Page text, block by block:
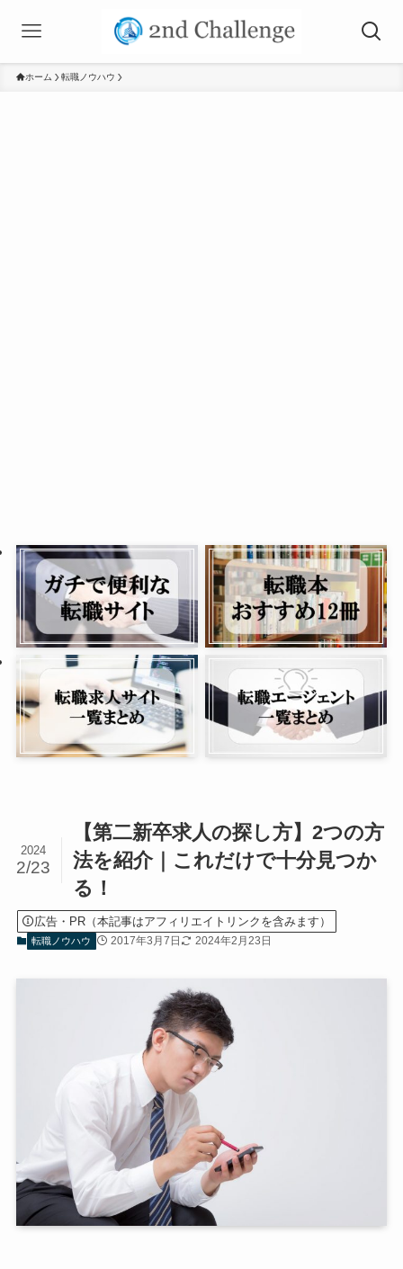
ホーム 転職ノウハウ
【第二新卒求人の探し方】2つの方
法を紹介｜これだけで十分見つか
る！
2024
2/23
広告・PR（本記事はアフィリエイトリンクを含みます）
転職ノウハウ 2017年3月7日 2024年2月23日